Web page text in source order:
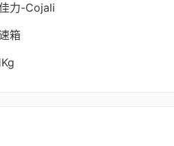
力-Cojali
箱